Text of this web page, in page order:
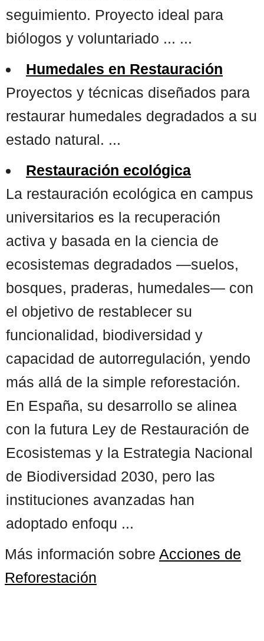
seguimiento. Proyecto ideal para
biólogos y voluntariado ... ...
Humedales en Restauración
Proyectos y técnicas diseñados para
restaurar humedales degradados a su
estado natural. ...
Restauración ecológica
La restauración ecológica en campus
universitarios es la recuperación
activa y basada en la ciencia de
ecosistemas degradados —suelos,
bosques, praderas, humedales— con
el objetivo de restablecer su
funcionalidad, biodiversidad y
capacidad de autorregulación, yendo
más allá de la simple reforestación.
En España, su desarrollo se alinea
con la futura Ley de Restauración de
Ecosistemas y la Estrategia Nacional
de Biodiversidad 2030, pero las
instituciones avanzadas han
adoptado enfoqu ...
Más información sobre Acciones de
Reforestación